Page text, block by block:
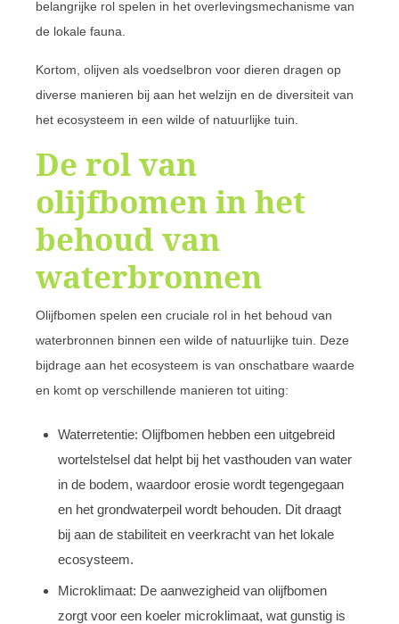
belangrijke rol spelen in het overlevingsmechanisme van
de lokale fauna.
Kortom, olijven als voedselbron voor dieren dragen op
diverse manieren bij aan het welzijn en de diversiteit van
het ecosysteem in een wilde of natuurlijke tuin.
De rol van
olijfbomen in het
behoud van
waterbronnen
Olijfbomen spelen een cruciale rol in het behoud van
waterbronnen binnen een wilde of natuurlijke tuin. Deze
bijdrage aan het ecosysteem is van onschatbare waarde
en komt op verschillende manieren tot uiting:
Waterretentie: Olijfbomen hebben een uitgebreid
wortelstelsel dat helpt bij het vasthouden van water
in de bodem, waardoor erosie wordt tegengegaan
en het grondwaterpeil wordt behouden. Dit draagt
bij aan de stabiliteit en veerkracht van het lokale
ecosysteem.
Microklimaat: De aanwezigheid van olijfbomen
zorgt voor een koeler microklimaat, wat gunstig is